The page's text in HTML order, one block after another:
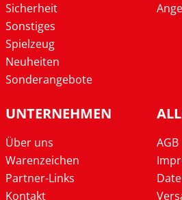
Sicherheit
Sonstiges
Spielzeug
Neuheiten
Sonderangebote
UNTERNEHMEN
Über uns
Warenzeichen
Partner-Links
Kontakt
AGB